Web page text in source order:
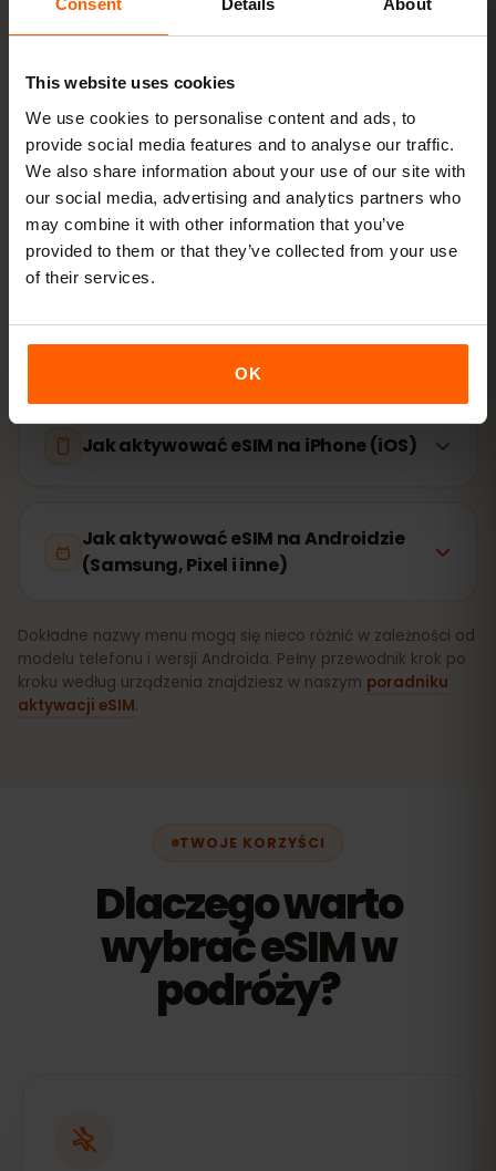
Consent Details About
This website uses cookies
We use cookies to personalise content and ads, to
provide social media features and to analyse our traffic.
We also share information about your use of our site with
our social media, advertising and analytics partners who
may combine it with other information that you’ve
provided to them or that they’ve collected from your use
of their services.
OK
Zainstaluj eSIM zeskanuj kod QR w domu
przez Wi‑Fi
Wejdź do sieci włącz roaming danych w
Brazylia
Konfiguracja zajmuje tylko 2 minuty: iPhoneUstawienia
→ Sieć komórkowa → Dodaj eSIM, AndroidSieć i
internet → Karty SIM . Ważność pakietu liczy się od
pierwszego użycia, nie od zakupu.
Jak aktywować eSIM na iPhone (iOS)
Jak aktywować eSIM na Androidzie
(Samsung, Pixel i inne)
Dokładne nazwy menu mogą się nieco różnić w zależności od
modelu telefonu i wersji Androida. Pełny przewodnik krok po
kroku według urządzenia znajdziesz w naszym poradniku
aktywacji eSIM.
TWOJE KORZYŚCI
Dlaczego warto
wybrać eSIM w
podróży?